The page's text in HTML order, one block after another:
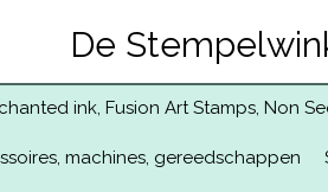
De
ink, Fusion Art Stamps, Non
machines, gereedschappen